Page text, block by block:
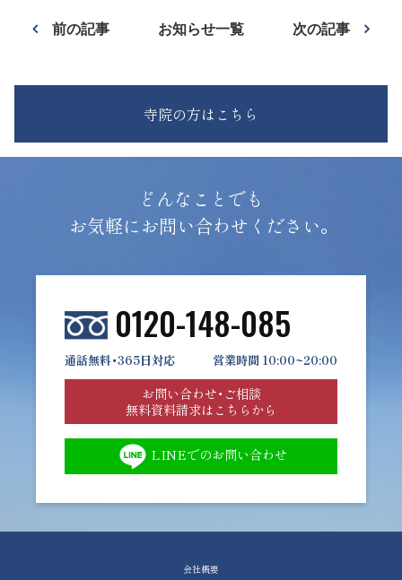
前の記事 お知らせ一覧 次の記事
寺院の方はこちら
どんなことでも
お気軽にお問い合わせください。
0120-148-085
通話無料・365日対応 営業時間 10:00~20:00
お問い合わせ・ご相談
無料資料請求はこちらから
LINEでのお問い合わせ
会社概要